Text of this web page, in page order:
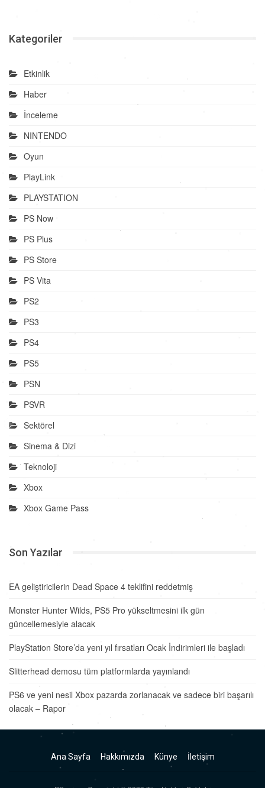
Kategoriler
Etkinlik
Haber
İnceleme
NINTENDO
Oyun
PlayLink
PLAYSTATION
PS Now
PS Plus
PS Store
PS Vita
PS2
PS3
PS4
PS5
PSN
PSVR
Sektörel
Sinema & Dizi
Teknoloji
Xbox
Xbox Game Pass
Son Yazılar
EA geliştiricilerin Dead Space 4 teklifini reddetmiş
Monster Hunter Wilds, PS5 Pro yükseltmesini ilk gün
güncellemesiyle alacak
PlayStation Store’da yeni yıl fırsatları Ocak İndirimleri ile başladı
Slitterhead demosu tüm platformlarda yayınlandı
PS6 ve yeni nesil Xbox pazarda zorlanacak ve sadece biri başarılı
olacak – Rapor
Ana Sayfa Hakkımızda Künye İletişim